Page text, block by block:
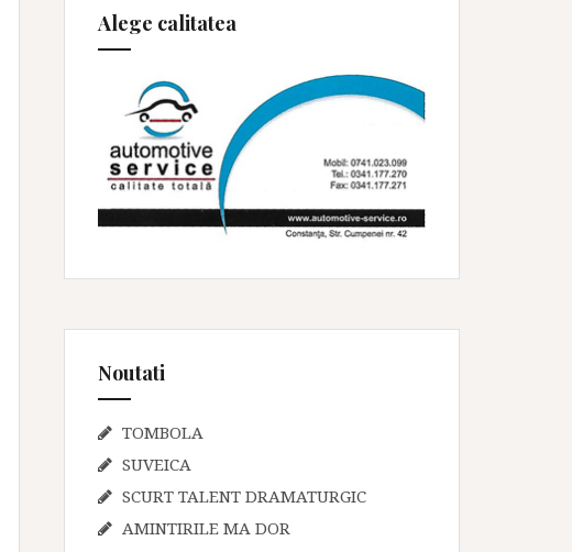
Alege calitatea
Noutati
TOMBOLA
SUVEICA
SCURT TALENT DRAMATURGIC
AMINTIRILE MA DOR